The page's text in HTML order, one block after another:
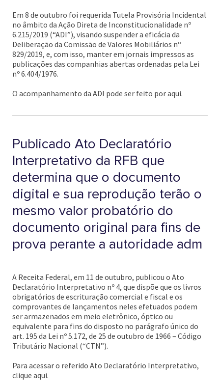
Em 8 de outubro foi requerida Tutela Provisória Incidental
no âmbito da Ação Direta de Inconstitucionalidade nº
6.215/2019 (“ADI”), visando suspender a eficácia da
Deliberação da Comissão de Valores Mobiliários nº
829/2019, e, com isso, manter em jornais impressos as
publicações das companhias abertas ordenadas pela Lei
nº 6.404/1976.
O acompanhamento da ADI pode ser feito por aqui.
Publicado Ato Declaratório
Interpretativo da RFB que
determina que o documento
digital e sua reprodução terão o
mesmo valor probatório do
documento original para fins de
prova perante a autoridade adm
A Receita Federal, em 11 de outubro, publicou o Ato
Declaratório Interpretativo nº 4, que dispõe que os livros
obrigatórios de escrituração comercial e fiscal e os
comprovantes de lançamentos neles efetuados podem
ser armazenados em meio eletrônico, óptico ou
equivalente para fins do disposto no parágrafo único do
art. 195 da Lei nº 5.172, de 25 de outubro de 1966 – Código
Tributário Nacional (“CTN”).
Para acessar o referido Ato Declaratório Interpretativo,
clique aqui.